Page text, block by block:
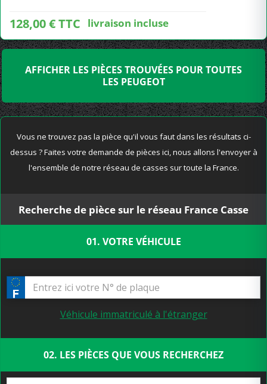
128,00 € TTC livraison incluse
AFFICHER LES PIÈCES TROUVÉES POUR TOUTES
LES PEUGEOT
Vous ne trouvez pas la pièce qu'il vous faut dans les résultats ci-
dessus ? Faites votre demande de pièces ici, nous allons l'envoyer à
l'ensemble de notre réseau de casses sur toute la France.
Recherche de pièce sur le réseau France Casse
01. VOTRE VÉHICULE
Véhicule immatriculé à l'étranger
02. LES PIÈCES QUE VOUS RECHERCHEZ